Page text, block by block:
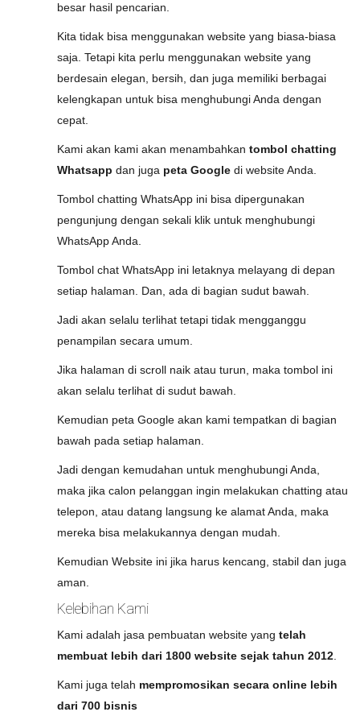
besar hasil pencarian.
Kita tidak bisa menggunakan website yang biasa-biasa
saja. Tetapi kita perlu menggunakan website yang
berdesain elegan, bersih, dan juga memiliki berbagai
kelengkapan untuk bisa menghubungi Anda dengan
cepat.
Kami akan kami akan menambahkan tombol chatting
Whatsapp dan juga peta Google di website Anda.
Tombol chatting WhatsApp ini bisa dipergunakan
pengunjung dengan sekali klik untuk menghubungi
WhatsApp Anda.
Tombol chat WhatsApp ini letaknya melayang di depan
setiap halaman. Dan, ada di bagian sudut bawah.
Jadi akan selalu terlihat tetapi tidak mengganggu
penampilan secara umum.
Jika halaman di scroll naik atau turun, maka tombol ini
akan selalu terlihat di sudut bawah.
Kemudian peta Google akan kami tempatkan di bagian
bawah pada setiap halaman.
Jadi dengan kemudahan untuk menghubungi Anda,
maka jika calon pelanggan ingin melakukan chatting atau
telepon, atau datang langsung ke alamat Anda, maka
mereka bisa melakukannya dengan mudah.
Kemudian Website ini jika harus kencang, stabil dan juga
aman.
Kelebihan Kami
Kami adalah jasa pembuatan website yang telah
membuat lebih dari 1800 website sejak tahun 2012
Kami juga telah mempromosikan secara online lebih
dari 700 bisnis